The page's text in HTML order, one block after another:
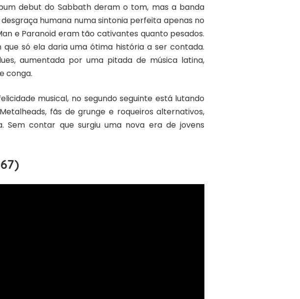
debut do Sabbath deram o tom, mas a banda
humana numa sintonia perfeita apenas no
e Paranoid eram tão cativantes quanto pesados.
só ela daria uma ótima história a ser contada.
aumentada por uma pitada de música latina,
conga.
musical, no segundo seguinte está lutando
fãs de grunge e roqueiros alternativos,
contar que surgiu uma nova era de jovens